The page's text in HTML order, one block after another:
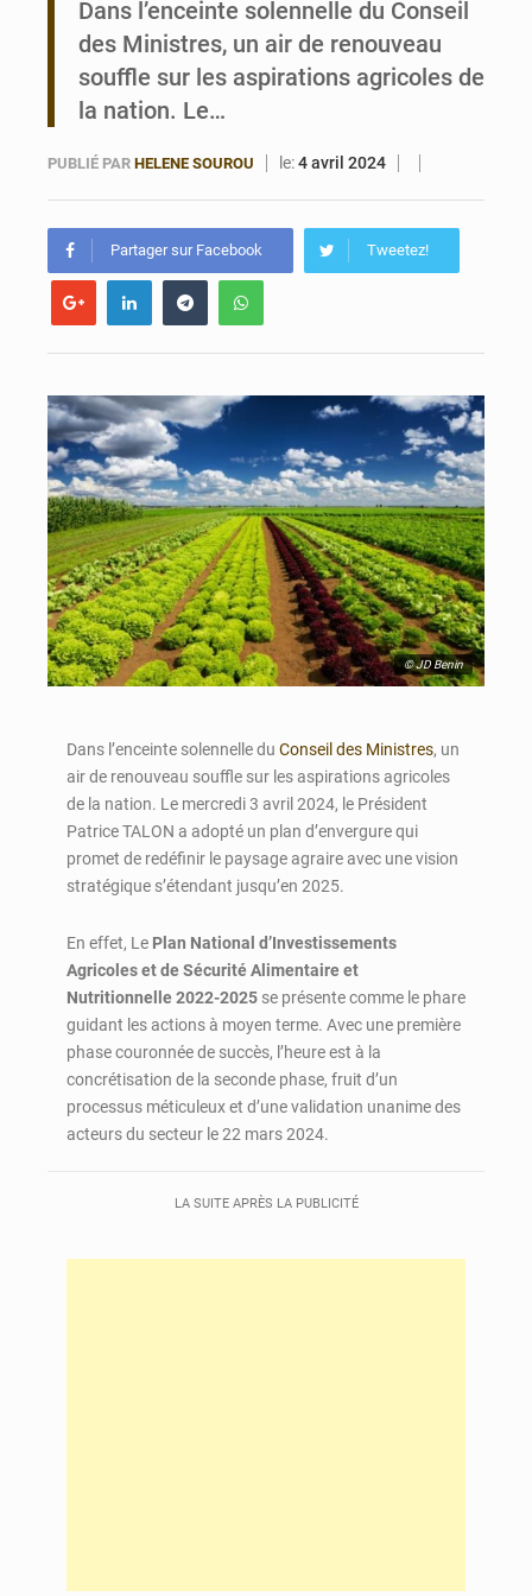
Bénin : Le CEG La Verdure de Ouèdo fait sa mue pour la rentrée
Dans l’enceinte solennelle du Conseil
des Ministres, un air de renouveau
souffle sur les aspirations agricoles de
la nation. Le…
PUBLIÉ PAR HELENE SOUROU le:4 avril 2024
Partager sur Facebook Tweetez!
© JD Benin
Dans l’enceinte solennelle du Conseil des Ministres, un
air de renouveau souffle sur les aspirations agricoles
de la nation. Le mercredi 3 avril 2024, le Président
Patrice TALON a adopté un plan d’envergure qui
promet de redéfinir le paysage agraire avec une vision
stratégique s’étendant jusqu’en 2025.
En effet, Le Plan National d’Investissements
Agricoles et de Sécurité Alimentaire et
Nutritionnelle 2022-2025 se présente comme le phare
guidant les actions à moyen terme. Avec une première
phase couronnée de succès, l’heure est à la
concrétisation de la seconde phase, fruit d’un
processus méticuleux et d’une validation unanime des
acteurs du secteur le 22 mars 2024.
LA SUITE APRÈS LA PUBLICITÉ